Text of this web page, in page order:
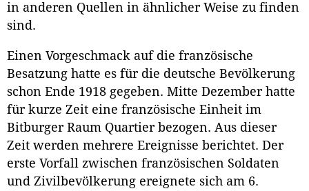
in anderen Quellen in ähnlicher Weise zu finden
sind.
Einen Vorgeschmack auf die französische
Besatzung hatte es für die deutsche Bevölkerung
schon Ende 1918 gegeben. Mitte Dezember hatte
für kurze Zeit eine französische Einheit im
Bitburger Raum Quartier bezogen. Aus dieser
Zeit werden mehrere Ereignisse berichtet. Der
erste Vorfall zwischen französischen Soldaten
und Zivilbevölkerung ereignete sich am 6.